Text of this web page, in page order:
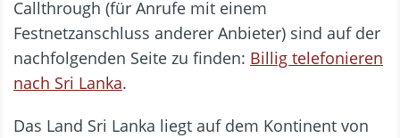
Callthrough (für Anrufe mit einem
Festnetzanschluss anderer Anbieter) sind auf der
nachfolgenden Seite zu finden: Billig telefonieren
nach Sri Lanka.
Das Land Sri Lanka liegt auf dem Kontinent von